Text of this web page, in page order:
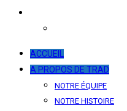
ACCUEIL
A PROPOS DE TRAD
NOTRE ÉQUIPE
NOTRE HISTOIRE